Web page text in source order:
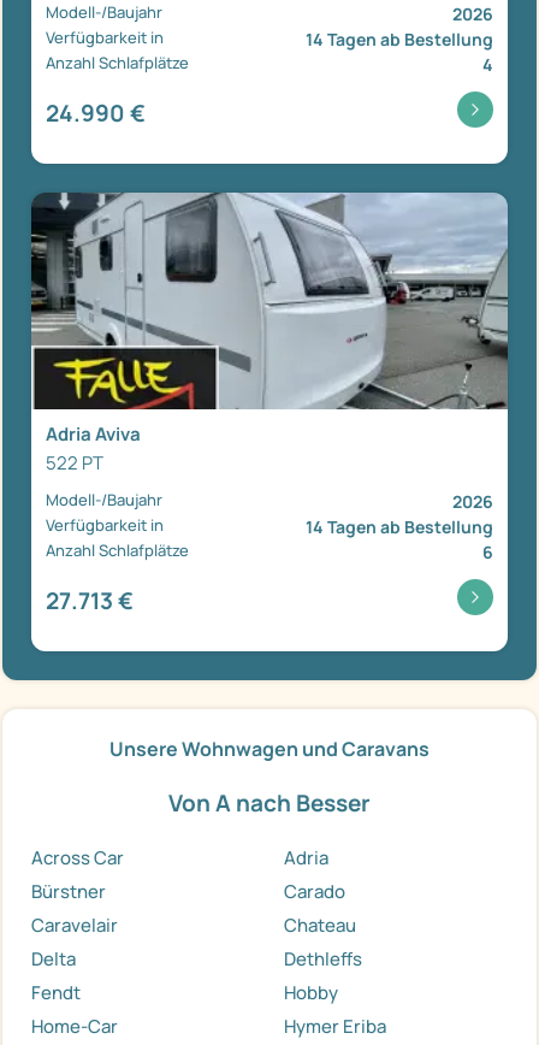
Modell-/Baujahr 2026
Verfügbarkeit in 14 Tagen ab Bestellung
Anzahl Schlafplätze 4
24.990 €
Adria Aviva
522 PT
Modell-/Baujahr 2026
Verfügbarkeit in 14 Tagen ab Bestellung
Anzahl Schlafplätze 6
27.713 €
Unsere Wohnwagen und Caravans
Von A nach Besser
Across Car
Adria
Bürstner
Carado
Caravelair
Chateau
Delta
Dethleffs
Fendt
Hobby
Home-Car
Hymer Eriba